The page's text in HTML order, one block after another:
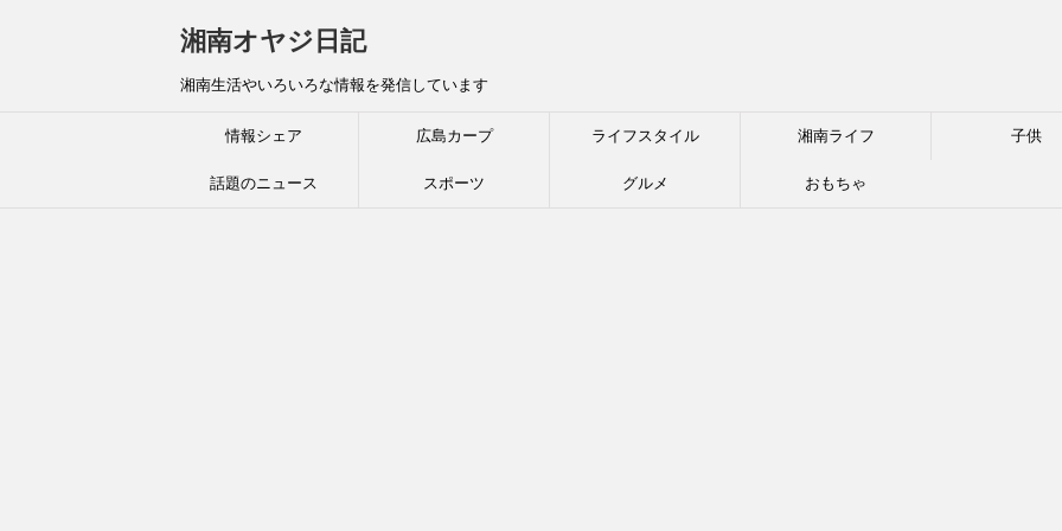
湘南オヤジ日記
湘南生活やいろいろな情報を発信しています
情報シェア 広島カープ ライフスタイル 湘南ライフ 子供
話題のニュース スポーツ グルメ おもちゃ